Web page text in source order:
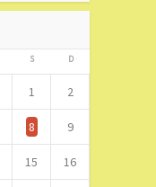
S D
1 2
8 9
15 16